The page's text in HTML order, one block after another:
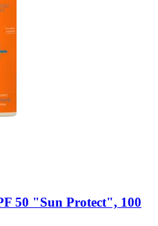
50 "Sun Protect", 100